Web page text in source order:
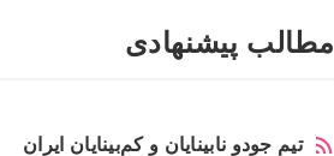
مطالب پیشنهادی
تیم جودو نابینایان و کم‌بینایان ایران